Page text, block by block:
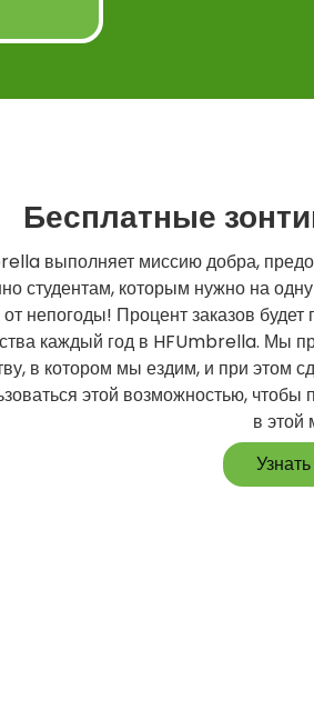
Бесплатные
выполняет миссию добра,
студентам, которым нужно на
непогоды! Процент заказов
каждый год в HFUmbrella. Мы
в котором мы ездим, и при этом
этой возможностью,
в этой